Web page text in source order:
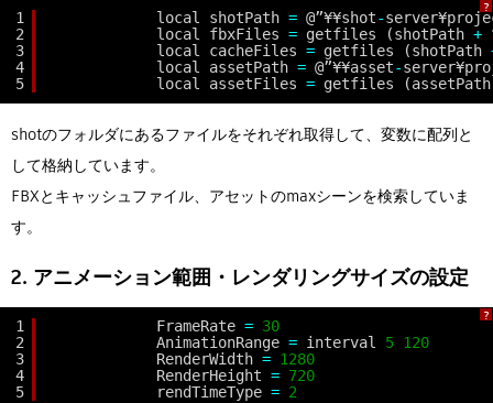
?
1
2
3
4
5
local shotPath = @”¥¥shot-
local fbxFiles = getfiles (shotPath +
local cacheFiles = getfiles (shotPath
local assetPath = @”¥¥asset-
local assetFiles = getfiles
shotのフォルダにあるファイルをそれぞれ取得して、変数に配列と
して格納しています。
FBXとキャッシュファイル、アセットのmaxシーンを検索していま
す。
2. アニメーション範囲・レンダリングサイズの設定
?
1
2
3
4
5
FrameRate = 30
AnimationRange = interval 5 120
RenderWidth = 1280
RenderHeight = 720
rendTimeType = 2